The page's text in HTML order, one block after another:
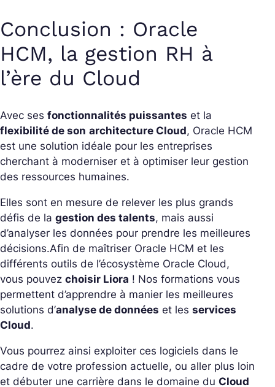
Conclusion : Oracle
HCM, la gestion RH à
l’ère du Cloud
Avec ses fonctionnalités puissantes et la
flexibilité de son architecture Cloud, Oracle HCM
est une solution idéale pour les entreprises
cherchant à moderniser et à optimiser leur gestion
des ressources humaines.
Elles sont en mesure de relever les plus grands
défis de la gestion des talents, mais aussi
d’analyser les données pour prendre les meilleures
décisions.Afin de maîtriser Oracle HCM et les
différents outils de l’écosystème Oracle Cloud,
vous pouvez choisir Liora ! Nos formations vous
permettent d’apprendre à manier les meilleures
solutions d’analyse de données et les services
Cloud.
Vous pourrez ainsi exploiter ces logiciels dans le
cadre de votre profession actuelle, ou aller plus loin
et débuter une carrière dans le domaine du Cloud